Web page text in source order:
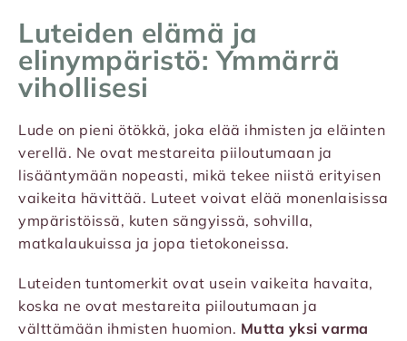
Luteiden elämä ja
elinympäristö: Ymmärrä
vihollisesi
Lude on pieni ötökkä, joka elää ihmisten ja eläinten
verellä. Ne ovat mestareita piiloutumaan ja
lisääntymään nopeasti, mikä tekee niistä erityisen
vaikeita hävittää. Luteet voivat elää monenlaisissa
ympäristöissä, kuten sängyissä, sohvilla,
matkalaukuissa ja jopa tietokoneissa.
Luteiden tuntomerkit ovat usein vaikeita havaita,
koska ne ovat mestareita piiloutumaan ja
välttämään ihmisten huomion. Mutta yksi varma